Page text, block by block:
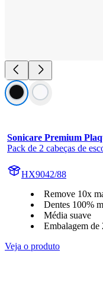
Sonicare Premium
Pack de 2 cabeças de
HX9042/88
Remove 10x
Dentes 100%
Média suave
Embalagem de
Veja o produto